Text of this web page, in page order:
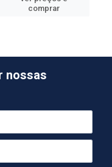
comprar
nossas